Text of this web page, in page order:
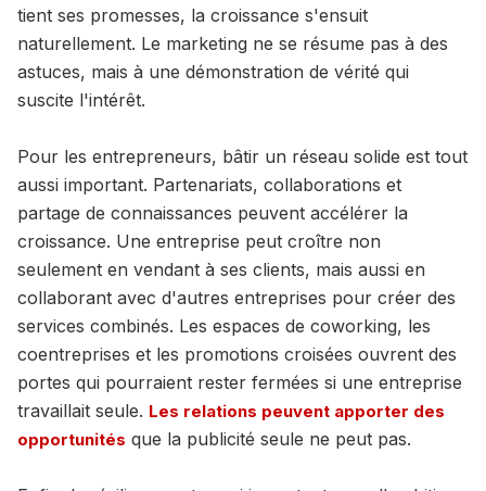
tient ses promesses, la croissance s'ensuit
naturellement. Le marketing ne se résume pas à des
astuces, mais à une démonstration de vérité qui
suscite l'intérêt.
Pour les entrepreneurs, bâtir un réseau solide est tout
aussi important. Partenariats, collaborations et
partage de connaissances peuvent accélérer la
croissance. Une entreprise peut croître non
seulement en vendant à ses clients, mais aussi en
collaborant avec d'autres entreprises pour créer des
services combinés. Les espaces de coworking, les
coentreprises et les promotions croisées ouvrent des
portes qui pourraient rester fermées si une entreprise
travaillait seule. Les relations peuvent apporter des
opportunités que la publicité seule ne peut pas.